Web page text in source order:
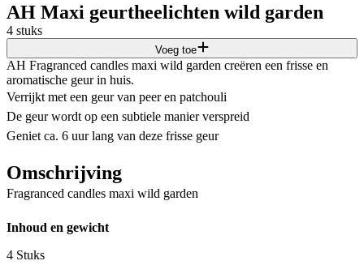
AH Maxi geurtheelichten wild garden
4 stuks
Voeg toe
AH Fragranced candles maxi wild garden creëren een frisse en
aromatische geur in huis.
Verrijkt met een geur van peer en patchouli
De geur wordt op een subtiele manier verspreid
Geniet ca. 6 uur lang van deze frisse geur
Omschrijving
Fragranced candles maxi wild garden
Inhoud en gewicht
4 Stuks